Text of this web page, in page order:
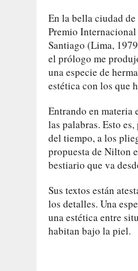
En la bella ciudad
Premio Internacional
Santiago (Lima,
el prólogo me
una especie de
estética con los que
Entrando en materia
las palabras. Esto
del tiempo, a los
propuesta de Nilton
bestiario que va
Sus textos están
los detalles. Una
una estética entre
habitan bajo la piel.